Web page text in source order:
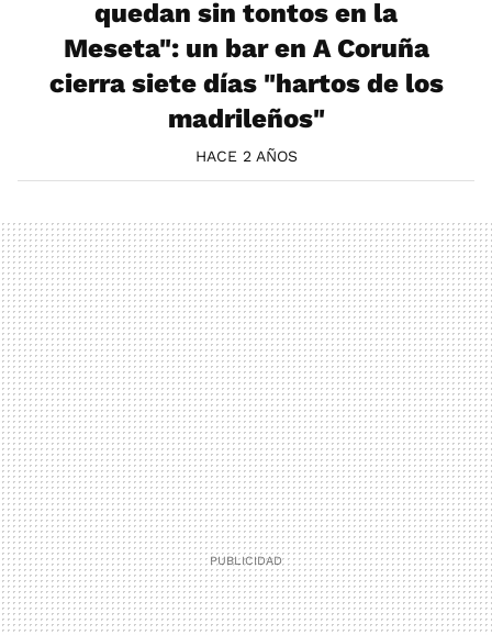
quedan sin tontos en la
Meseta": un bar en A Coruña
cierra siete días "hartos de los
madrileños"
HACE 2 AÑOS